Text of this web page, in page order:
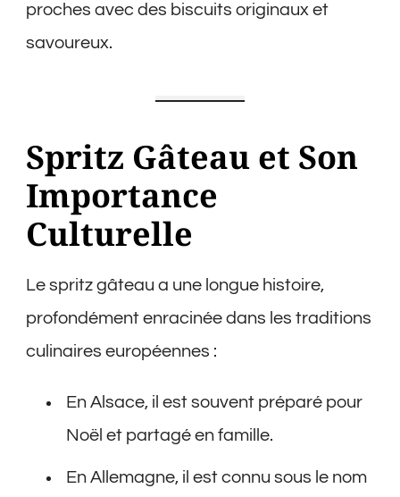
proches avec des biscuits originaux et
savoureux.
Spritz Gâteau et Son
Importance
Culturelle
Le spritz gâteau a une longue histoire,
profondément enracinée dans les traditions
culinaires européennes :
En Alsace, il est souvent préparé pour
Noël et partagé en famille.
En Allemagne, il est connu sous le nom